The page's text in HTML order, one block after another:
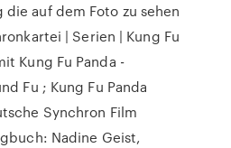
auf dem Foto zu sehen
| Serien | Kung Fu
Kung Fu Panda -
Fu ; Kung Fu Panda
Synchron Film
Nadine Geist,